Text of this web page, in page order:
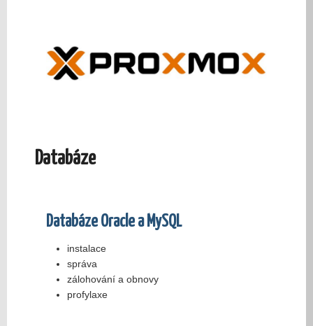
Databáze
Databáze Oracle a MySQL
instalace
správa
zálohování a obnovy
profylaxe